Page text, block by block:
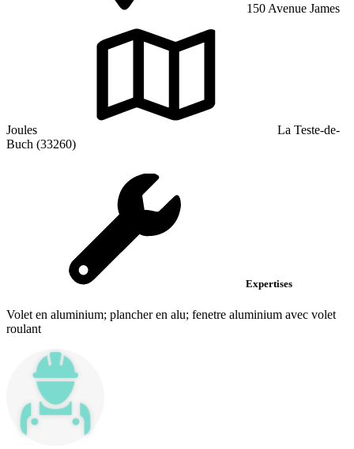
150 Avenue James
Joules
La Teste-de-
Buch (33260)
Expertises
Volet en aluminium; plancher en alu; fenetre aluminium avec volet
roulant